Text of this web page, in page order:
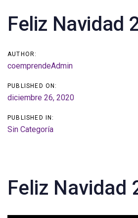
Feliz Navidad
AUTHOR:
coemprendeAdmin
PUBLISHED ON:
diciembre 26, 2020
PUBLISHED IN:
Sin Categoría
Feliz Navidad
Post